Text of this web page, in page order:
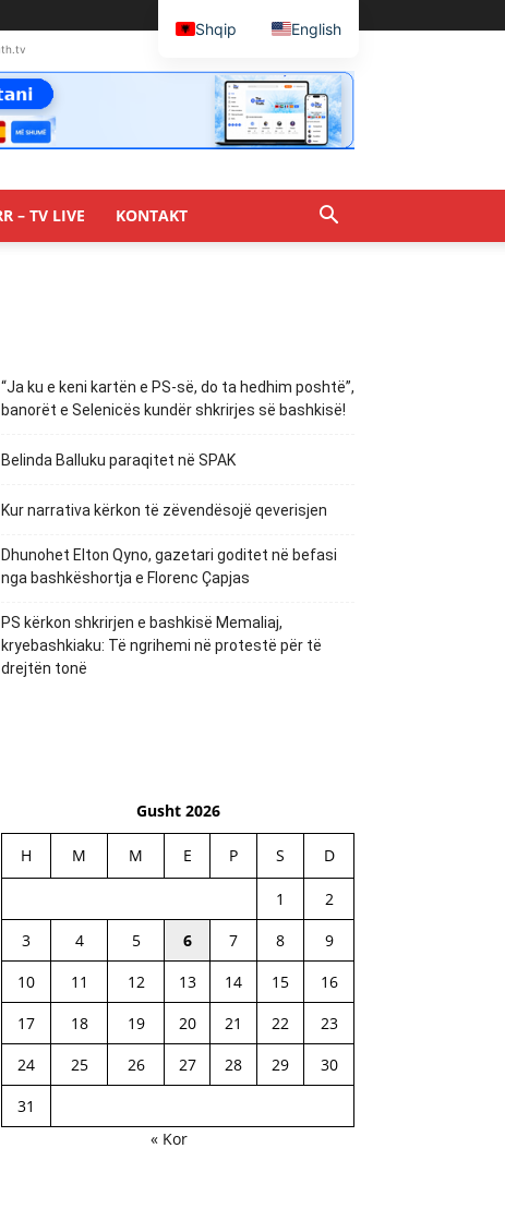
– TV LIVE KONTAKT
“Ja ku e keni kartën e PS-së, do ta hedhim poshtë”,
banorët e Selenicës kundër shkrirjes së bashkisë!
Belinda Balluku paraqitet në SPAK
Kur narrativa kërkon të zëvendësojë qeverisjen
Dhunohet Elton Qyno, gazetari goditet në befasi
nga bashkëshortja e Florenc Çapjas
PS kërkon shkrirjen e bashkisë Memaliaj,
kryebashkiaku: Të ngrihemi në protestë për të
drejtën tonë
Gusht 2026
H M M E P S D
1
2
3
4 5 6 7 8
9
10
11 12 13 14 15
16
17
18 19 20 21 22
23
24
25 26 27 28 29
30
31
« Kor
Shqip English